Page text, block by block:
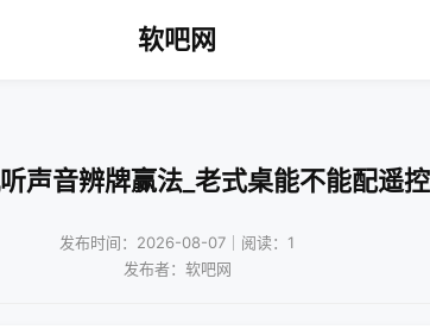
软吧网
声音辨牌赢法_老式桌能不能配遥
发布时间：2026-08-07｜阅读：1
发布者：软吧网